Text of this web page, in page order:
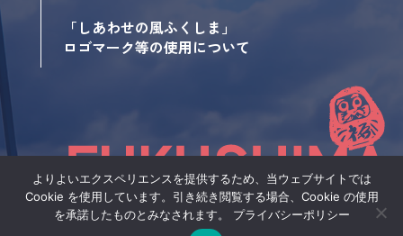
「しあわせの風ふくしま」
ロゴマーク等の使用について
サイトポリシー
よりよいエクスペリエンスを提供するため、当ウェブサイトでは
Cookie を使用しています。引き続き閲覧する場合、Cookie の使用
を承諾したものとみなされます。 プライバシーポリシー